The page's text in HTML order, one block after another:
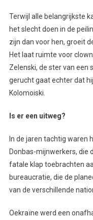
Terwijl alle belangrijkste
het slecht doen in de
zijn dan voor hen, groeit
Het laat ruimte voor
Zelenski, de ster van een
gerucht gaat echter dat
Kolomoiski.
Is er een uitweg?
In de jaren tachtig waren
Donbas-mijnwerkers, die
fatale klap toebrachten
bureaucratie, die de
van de verschillende
Oekraïne werd een